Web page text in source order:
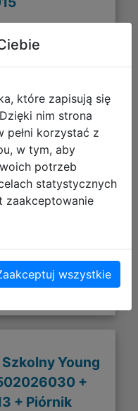
Young
+
+ Piórnik
które zapisują się
nim strona
pełni korzystać z
w tym, aby
potrzeb
statystycznych
zaakceptowanie
wszystkie